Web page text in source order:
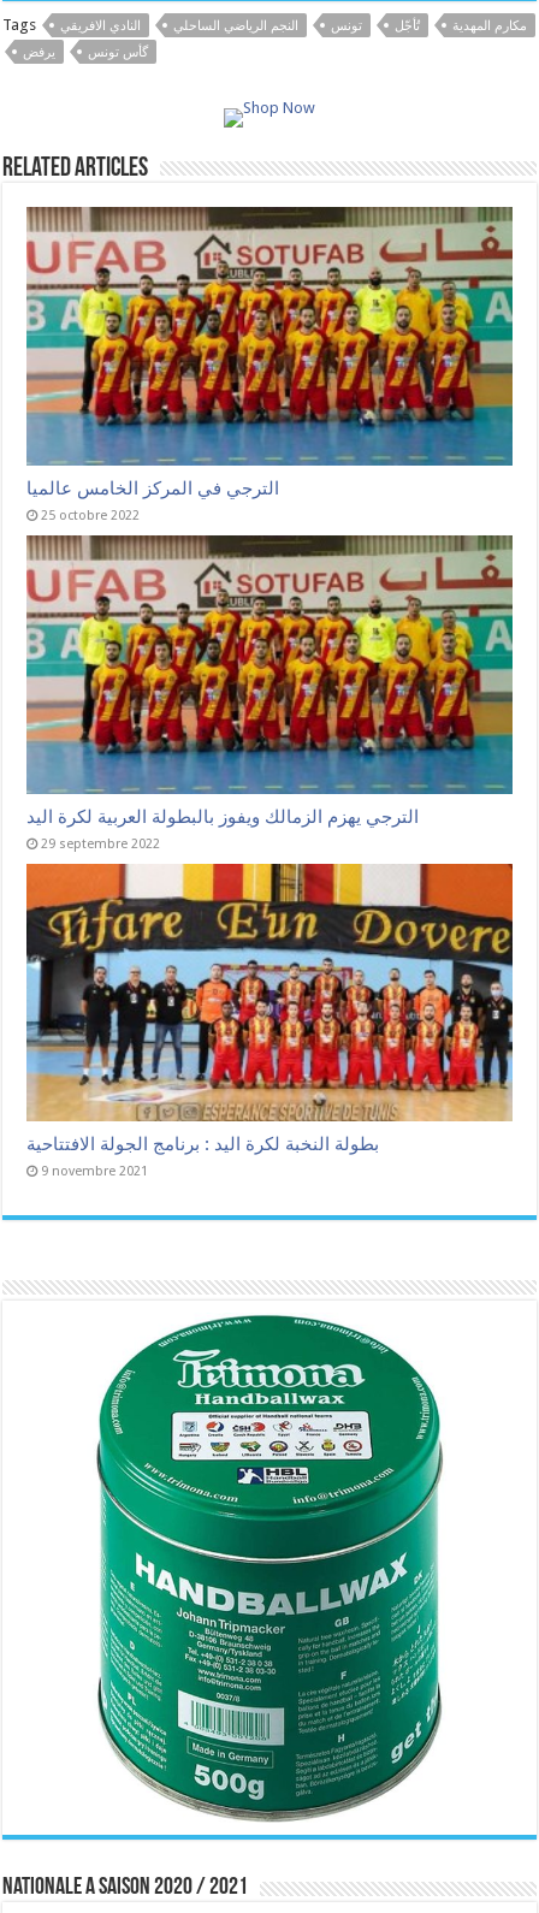
Tags النادي الافريقي النجم الرياضي الساحلي تونس تُأجّل
مكارم المهدية
يرفض
گأس تونس
Related Articles
الترجي في المركز الخامس عالميا
25 octobre 2022
الترجي يهزم الزمالك ويفوز بالبطولة العربية لكرة اليد
29 septembre 2022
بطولة النخبة لكرة اليد : برنامج الجولة الافتتاحية
9 novembre 2021
Nationale A saison 2020 / 2021